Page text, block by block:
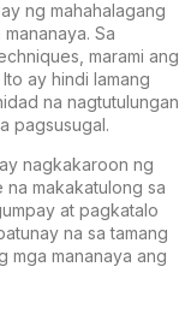
ng mahahalagang
Sa
marami ang
ay hindi lamang
na nagtutulungan
pagsusugal.
nagkakaroon ng
na makakatulong sa
at pagkatalo
na sa tamang
mga mananaya ang